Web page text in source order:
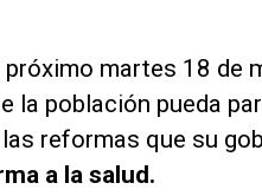
martes 18 de
la población pueda
reformas que su
a la salud.